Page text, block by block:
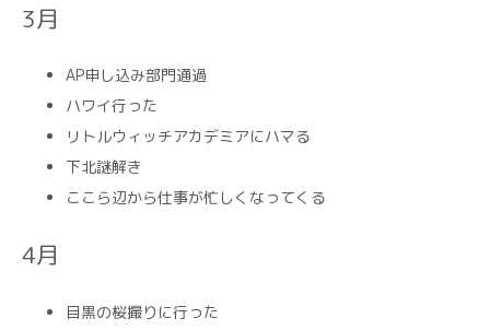
3月
AP申し込み部門通過
ハワイ行った
リトルウィッチアカデミアにハマる
下北謎解き
ここら辺から仕事が忙しくなってくる
4月
目黒の桜撮りに行った